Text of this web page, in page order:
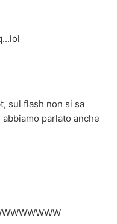
sul flash non si sa
parlato anche